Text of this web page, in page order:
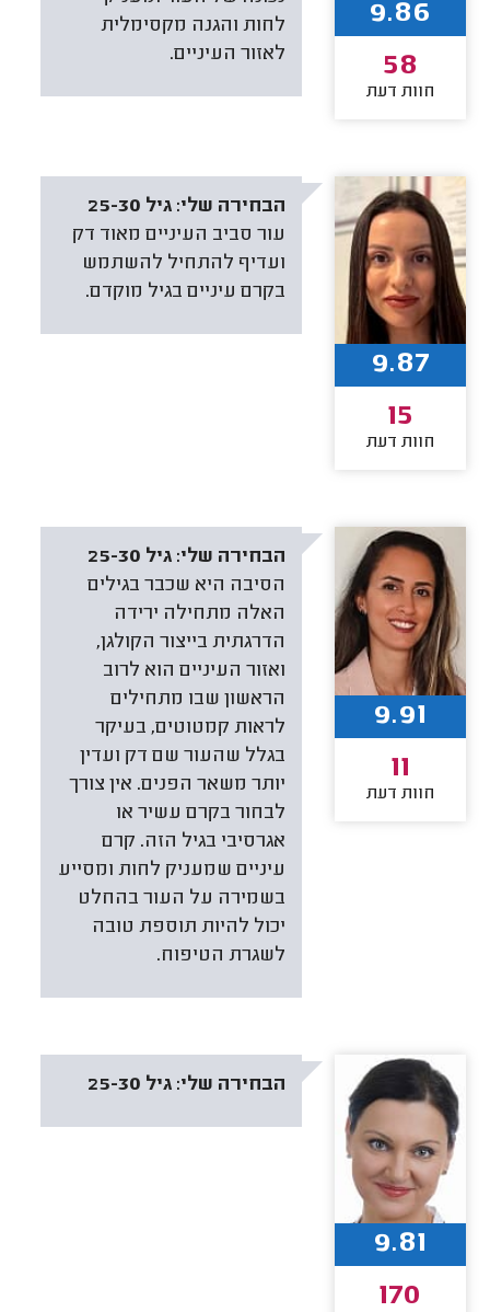
לחות והגנה מקסימלית
לאזור העיניים.
9.86
58
חוות דעת
הבחירה שלי: גיל 25-30
עור סביב העיניים מאוד דק
ועדיף להתחיל להשתמש
בקרם עיניים בגיל מוקדם.
9.87
15
חוות דעת
הבחירה שלי: גיל 25-30
הסיבה היא שכבר בגילים
האלה מתחילה ירידה
הדרגתית בייצור הקולגן,
ואזור העיניים הוא לרוב
הראשון שבו מתחילים
לראות קמטוטים, בעיקר
בגלל שהעור שם דק ועדין
יותר משאר הפנים. אין צורך
לבחור בקרם עשיר או
אגרסיבי בגיל הזה. קרם
עיניים שמעניק לחות ומסייע
בשמירה על העור בהחלט
יכול להיות תוספת טובה
לשגרת הטיפוח.
9.91
11
חוות דעת
הבחירה שלי: גיל 25-30
9.81
170